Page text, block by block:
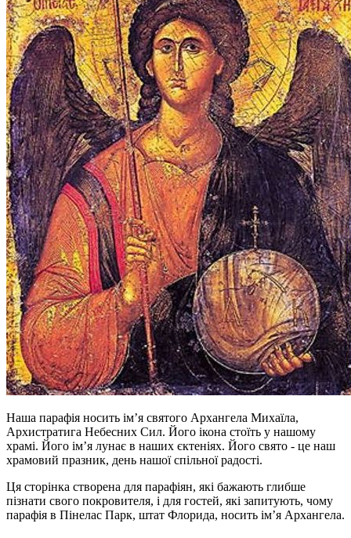
Наша парафія носить ім’я святого Архангела Михаїла,
Архистратига Небесних Сил. Його ікона стоїть у нашому
храмі. Його ім’я лунає в наших єктеніях. Його свято - це наш
храмовий празник, день нашої спільної радості.
Ця сторінка створена для парафіян, які бажають глибше
пізнати свого покровителя, і для гостей, які запитують, чому
парафія в Пінелас Парк, штат Флорида, носить ім’я Архангела.